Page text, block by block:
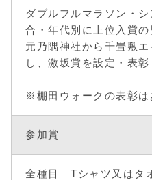
ダブルフルマラソン・
合・年代別に上位入賞の
元乃隅神社から千畳敷
し、激坂賞を設定・表彰
※棚田ウォークの表彰は
参加賞
全種目 Tシャツ又はタ